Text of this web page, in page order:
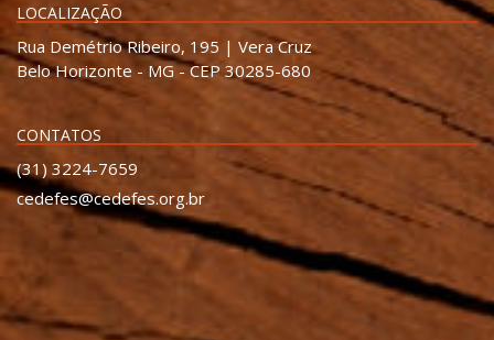
LOCALIZAÇÃO
Rua Demétrio Ribeiro, 195 | Vera Cruz
Belo Horizonte - MG - CEP 30285-680
CONTATOS
(31) 3224-7659
cedefes@cedefes.org.br